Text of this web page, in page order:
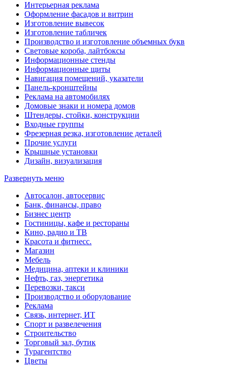
Интерьерная реклама
Оформление фасадов и витрин
Изготовление вывесок
Изготовление табличек
Производство и изготовление объемных букв
Световые короба, лайтбоксы
Информационные стенды
Информационные щиты
Навигация помещений, указатели
Панель-кронштейны
Реклама на автомобилях
Домовые знаки и номера домов
Штендеры, стойки, конструкции
Входные группы
Фрезерная резка, изготовление деталей
Прочие услуги
Крышные установки
Дизайн, визуализация
Развернуть меню
Автосалон, автосервис
Банк, финансы, право
Бизнес центр
Гостиницы, кафе и рестораны
Кино, радио и ТВ
Красота и фитнесс.
Магазин
Мебель
Медицина, аптеки и клиники
Нефть, газ, энергетика
Перевозки, такси
Производство и оборудование
Реклама
Связь, интернет, ИТ
Спорт и развелечения
Строительство
Торговый зал, бутик
Турагентство
Цветы